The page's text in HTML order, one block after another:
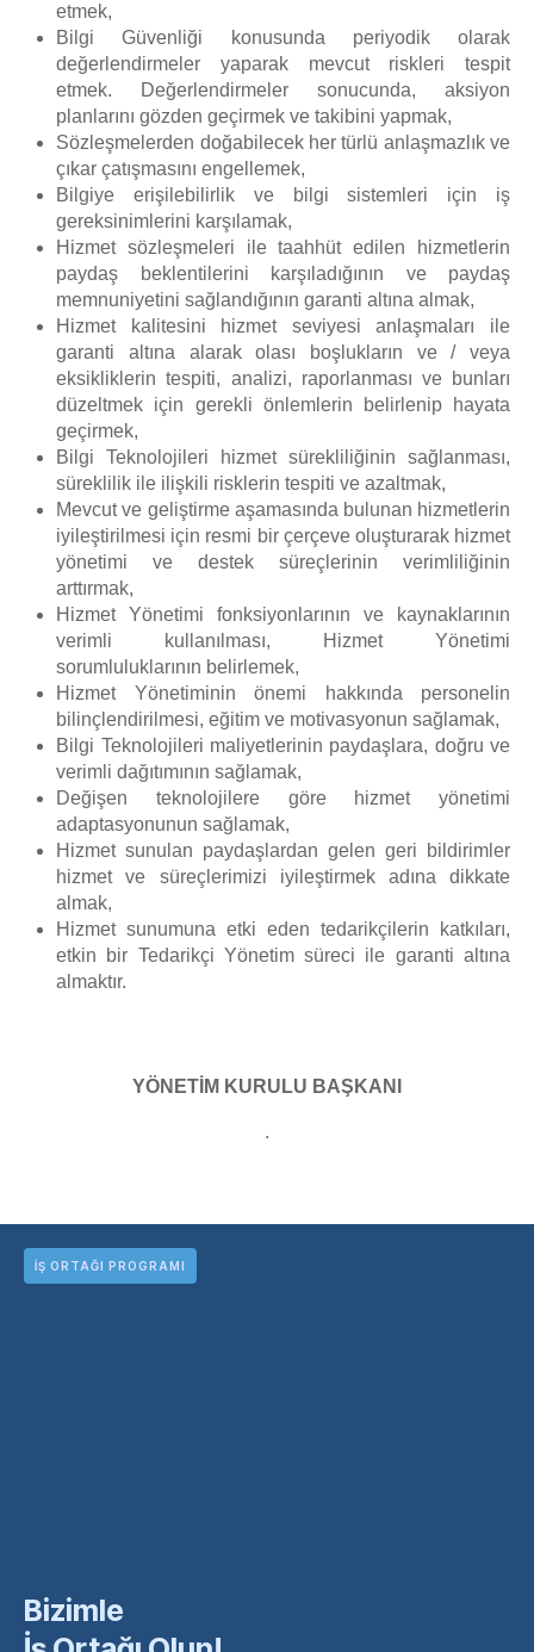
etmek,
Bilgi Güvenliği konusunda periyodik olarak
değerlendirmeler yaparak mevcut riskleri tespit
etmek. Değerlendirmeler sonucunda, aksiyon
planlarını gözden geçirmek ve takibini yapmak,
Sözleşmelerden doğabilecek her türlü anlaşmazlık ve
çıkar çatışmasını engellemek,
Bilgiye erişilebilirlik ve bilgi sistemleri için iş
gereksinimlerini karşılamak,
Hizmet sözleşmeleri ile taahhüt edilen hizmetlerin
paydaş beklentilerini karşıladığının ve paydaş
memnuniyetini sağlandığının garanti altına almak,
Hizmet kalitesini hizmet seviyesi anlaşmaları ile
garanti altına alarak olası boşlukların ve / veya
eksikliklerin tespiti, analizi, raporlanması ve bunları
düzeltmek için gerekli önlemlerin belirlenip hayata
geçirmek,
Bilgi Teknolojileri hizmet sürekliliğinin sağlanması,
süreklilik ile ilişkili risklerin tespiti ve azaltmak,
Mevcut ve geliştirme aşamasında bulunan hizmetlerin
iyileştirilmesi için resmi bir çerçeve oluşturarak hizmet
yönetimi ve destek süreçlerinin verimliliğinin
arttırmak,
Hizmet Yönetimi fonksiyonlarının ve kaynaklarının
verimli kullanılması, Hizmet Yönetimi
sorumluluklarının belirlemek,
Hizmet Yönetiminin önemi hakkında personelin
bilinçlendirilmesi, eğitim ve motivasyonun sağlamak,
Bilgi Teknolojileri maliyetlerinin paydaşlara, doğru ve
verimli dağıtımının sağlamak,
Değişen teknolojilere göre hizmet yönetimi
adaptasyonunun sağlamak,
Hizmet sunulan paydaşlardan gelen geri bildirimler
hizmet ve süreçlerimizi iyileştirmek adına dikkate
almak,
Hizmet sunumuna etki eden tedarikçilerin katkıları,
etkin bir Tedarikçi Yönetim süreci ile garanti altına
almaktır.
YÖNETİM KURULU BAŞKANI
.
İŞ ORTAĞI PROGRAMI
Bizimle